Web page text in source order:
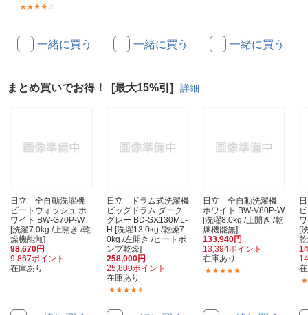
一緒に買う 一緒に買う 一緒に買う
まとめ買いでお得！ [最大15%引] 詳細
日立 全自動洗濯機
ビートウォッシュ ホ
ワイト BW-G70P-W
[洗濯7.0kg /上開き /乾
燥機能無]
98,670円
9,867ポイント
在庫あり
日立 ドラム式洗濯機
ビッグドラム ダーク
グレー BD-SX130ML-
H [洗濯13.0kg /乾燥7.
0kg /左開き /ヒートポ
ンプ乾燥]
258,000円
25,800ポイント
在庫あり
日立 全自動洗濯機
ホワイト BW-V80P-W
[洗濯8.0kg /上開き /乾
燥機能無]
133,940円
13,394ポイント
在庫あり
[